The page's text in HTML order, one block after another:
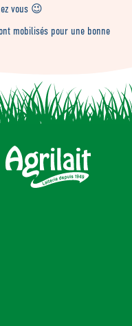
vous 😉
mobilisés pour une bonne